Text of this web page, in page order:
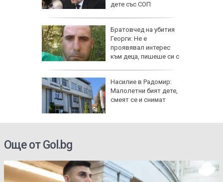
дете със СОП
Братовчед на убития
Георги: Не е
проявявал интерес
към деца, пишеше си с
Насилие в Радомир:
Малолетни бият дете,
смеят се и снимат
Още от Gol.bg